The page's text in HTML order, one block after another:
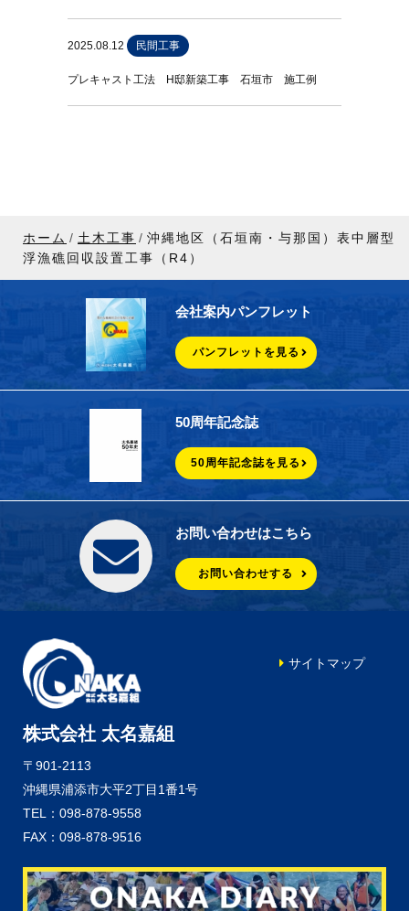
2025.08.12 民間工事
プレキャスト工法 H邸新築工事 石垣市 施工例
ホーム 土木工事
沖縄地区（石垣南・与那国）表中層型
浮漁礁回収設置工事（R4）
会社案内パンフレット
パンフレットを見る
50周年記念誌
50周年記念誌を見る
お問い合わせはこちら
お問い合わせする
株式会社 太名嘉組
〒901-2113
沖縄県浦添市大平2丁目1番1号
TEL：098-878-9558
FAX：098-878-9516
サイトマップ